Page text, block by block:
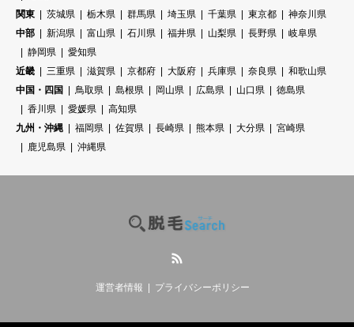
関東
茨城県 栃木県 群馬県 埼玉県 千葉県 東京都
神奈川県
中部
新潟県 富山県 石川県 福井県 山梨県 長野県
岐阜県
静岡県
愛知県
近畿
三重県 滋賀県 京都府 大阪府 兵庫県 奈良県
和歌山県
中国・四国
鳥取県 島根県 岡山県 広島県 山口県
徳島県
香川県
愛媛県
高知県
九州・沖縄
福岡県 佐賀県 長崎県 熊本県 大分県
宮崎県
鹿児島県
沖縄県
運営者情報 プライバシーポリシー